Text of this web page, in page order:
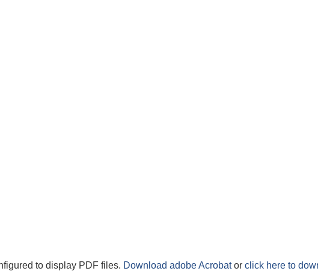
to display PDF files. Download adobe Acrobator click here to